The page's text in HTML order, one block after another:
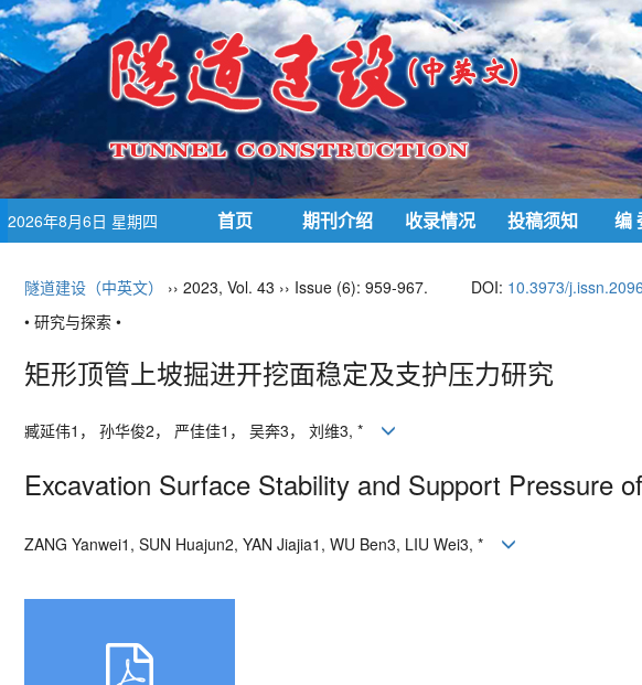
2026年8月6日 星期四 首页 期刊介绍 收录情况 投稿须知 编
隧道建设（中英文） ›› 2023, Vol. 43 ›› Issue (6): 959-967. DOI: 10.3973/
• 研究与探索 •
矩形顶管上坡掘进开挖面稳定及支护压力研究
臧延伟1 ， 孙华俊2， 严佳佳1 ， 吴奔3， 刘维3, *
Excavation Surface Stability and Support Pressure
ZANG Yanwei1, SUN Huajun2, YAN Jiajia1, WU Ben3, LIU Wei3, *